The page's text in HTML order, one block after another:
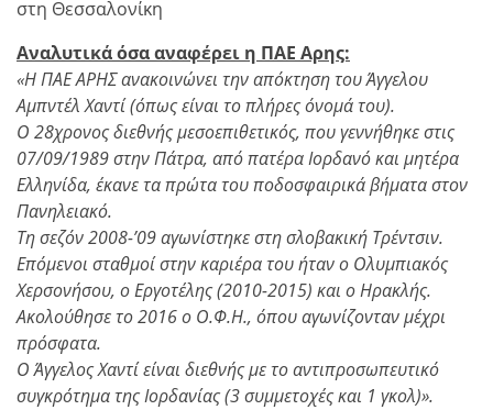
στη Θεσσαλονίκη
Αναλυτικά όσα αναφέρει η ΠΑΕ Αρης:
«Η ΠΑΕ ΑΡΗΣ ανακοινώνει την απόκτηση του Άγγελου
Αμπντέλ Χαντί (όπως είναι το πλήρες όνομά του).
Ο 28χρονος διεθνής μεσοεπιθετικός, που γεννήθηκε στις
07/09/1989 στην Πάτρα, από πατέρα Ιορδανό και μητέρα
Ελληνίδα, έκανε τα πρώτα του ποδοσφαιρικά βήματα στον
Πανηλειακό.
Τη σεζόν 2008-’09 αγωνίστηκε στη σλοβακική Τρέντσιν.
Επόμενοι σταθμοί στην καριέρα του ήταν ο Ολυμπιακός
Χερσονήσου, ο Εργοτέλης (2010-2015) και ο Ηρακλής.
Ακολούθησε το 2016 ο Ο.Φ.Η., όπου αγωνίζονταν μέχρι
πρόσφατα.
Ο Άγγελος Χαντί είναι διεθνής με το αντιπροσωπευτικό
συγκρότημα της Ιορδανίας (3 συμμετοχές και 1 γκολ)».